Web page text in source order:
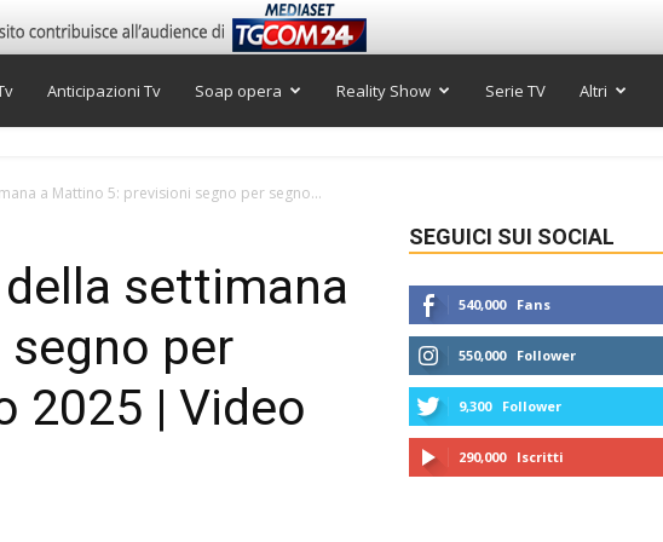
Anticipazioni Tv Soap opera Reality Show Serie TV Altri
a Mattino 5: previsioni segno per segno...
settimana
per
2025 | Video
SEGUICI SUI SOCIAL
540,000 Fans
550,000 Follower
9,300 Follower
290,000 Iscritti